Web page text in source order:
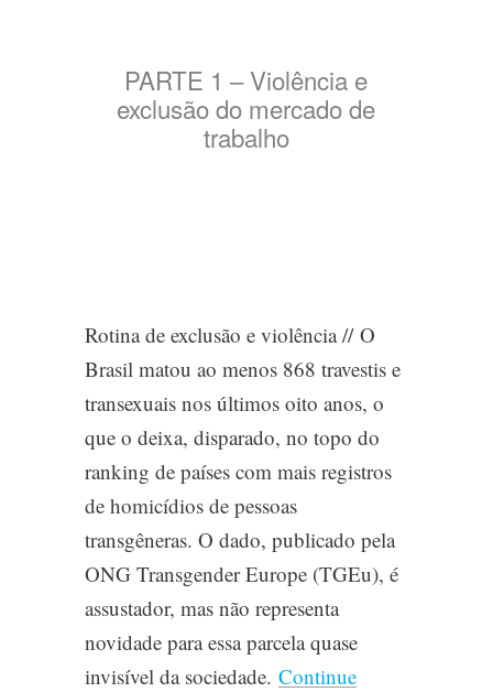
PARTE 1 – Violência e
exclusão do mercado de
trabalho
Rotina de exclusão e violência // O
Brasil matou ao menos 868 travestis e
transexuais nos últimos oito anos, o
que o deixa, disparado, no topo do
ranking de países com mais registros
de homicídios de pessoas
transgêneras. O dado, publicado pela
ONG Transgender Europe (TGEu), é
assustador, mas não representa
novidade para essa parcela quase
invisível da sociedade. Continue